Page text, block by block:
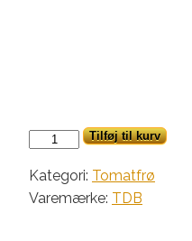
Lucinda
Tilføj til kurv
Kategori: Tomatfrø
Varemærke: TDB